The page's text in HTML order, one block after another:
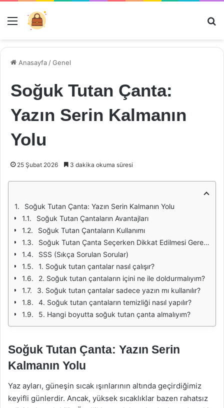
Menü
Anasayfa /Genel
Soğuk Tutan Çanta:
Yazın Serin Kalmanın
Yolu
25 Şubat 2026 3 dakika okuma süresi
Soğuk Tutan Çanta: Yazın Serin Kalmanın Yolu
Soğuk Tutan Çantaların Avantajları
Soğuk Tutan Çantaların Kullanımı
Soğuk Tutan Çanta Seçerken Dikkat Edilmesi Gereken Özellikler
SSS (Sıkça Sorulan Sorular)
1. Soğuk tutan çantalar nasıl çalışır?
2. Soğuk tutan çantaların içini ne ile doldurmalıyım?
3. Soğuk tutan çantalar sadece yazın mı kullanılır?
4. Soğuk tutan çantaların temizliği nasıl yapılır?
5. Hangi boyutta soğuk tutan çanta almalıyım?
Soğuk Tutan Çanta: Yazın Serin
Kalmanın Yolu
Yaz ayları, güneşin sıcak ışınlarının altında geçirdiğimiz
keyifli günlerdir. Ancak, yüksek sıcaklıklar bazen rahatsız